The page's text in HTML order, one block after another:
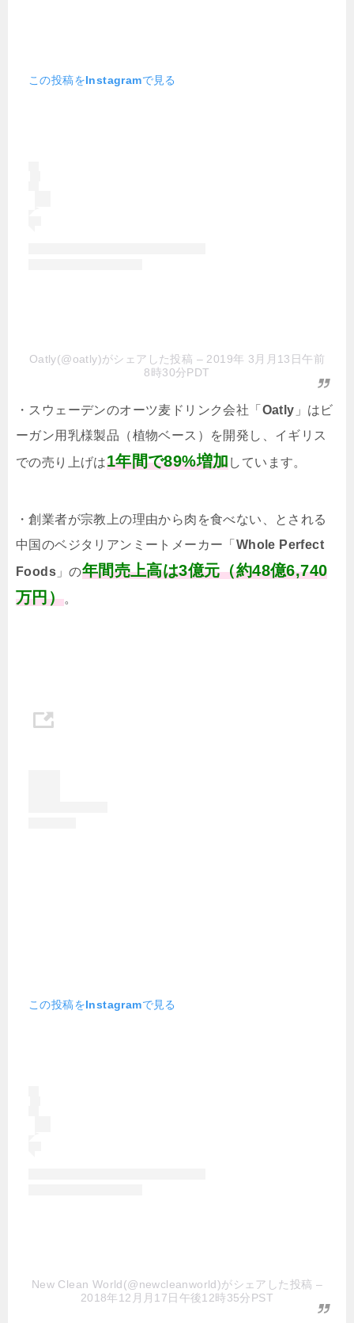
この投稿をInstagramで見る
Oatly(@oatly)がシェアした投稿 – 2019年 3月月13日午前
8時30分PDT
・スウェーデンのオーツ麦ドリンク会社「 Oatly 」はビ
ーガン用乳様製品（植物ベース）を開発し、イギリス
での売り上げは1年間で89%増加しています。
・創業者が宗教上の理由から肉を食べない、とされる
中国のベジタリアンミートメーカー「 Whole Perfect
Foods 」の年間売上高は3億元（約48億6,740
万円）。
この投稿をInstagramで見る
New Clean World(@newcleanworld)がシェアした投稿 –
2018年12月月17日午後12時35分PST